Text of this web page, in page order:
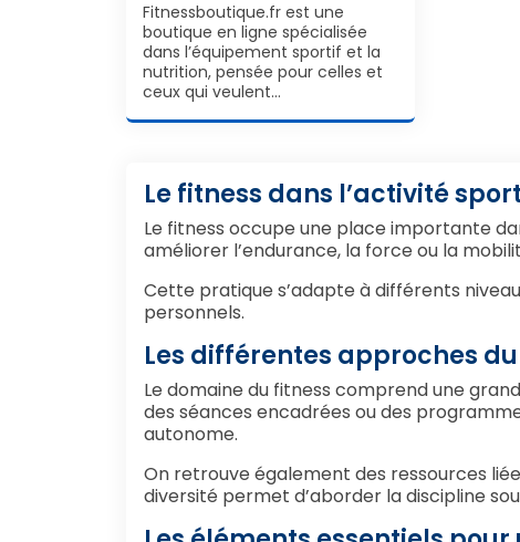
Fitnessboutique.fr est une
boutique en ligne spécialisée
dans l’équipement sportif et la
nutrition, pensée pour celles et
ceux qui veulent…
Le fitness dans l’activité
Le fitness occupe une place importante
améliorer l’endurance, la force ou la
Cette pratique s’adapte à différents
personnels.
Les différentes approches
Le domaine du fitness comprend une
des séances encadrées ou des
autonome.
On retrouve également des ressources
diversité permet d’aborder la discipline